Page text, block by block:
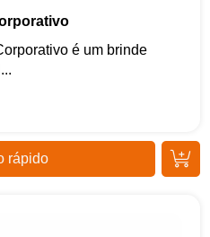
é um brinde
rápido